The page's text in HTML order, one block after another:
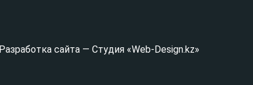
Разработка сайта — Студия «Web-Design.kz»